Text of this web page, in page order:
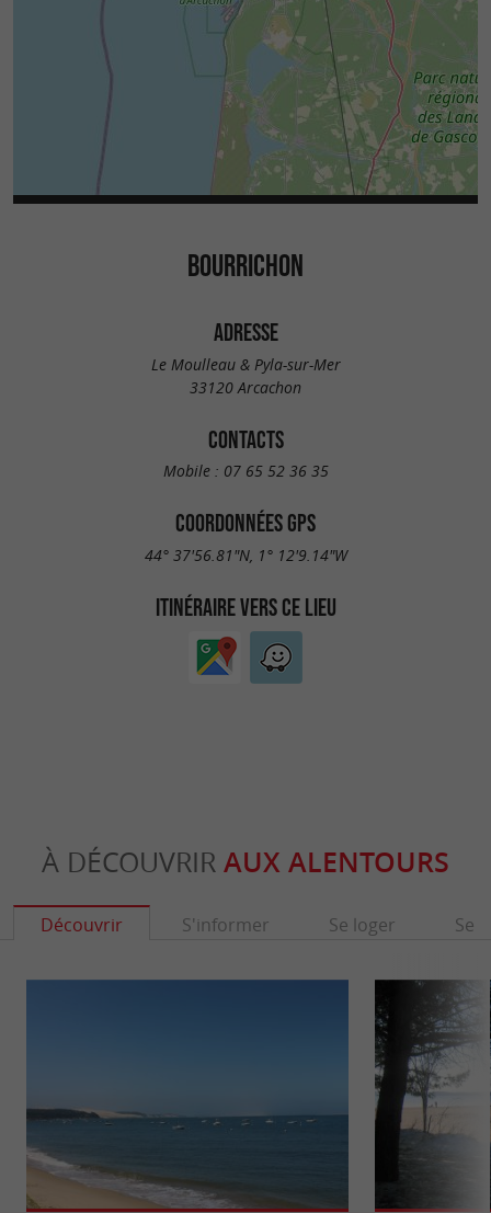
BOURRICHON
ADRESSE
Le Moulleau & Pyla-sur-Mer
33120 Arcachon
CONTACTS
Mobile : 07 65 52 36 35
COORDONNÉES GPS
44° 37'56.81"N, 1° 12'9.14"W
ITINÉRAIRE VERS CE LIEU
À DÉCOUVRIR AUX ALENTOURS
Découvrir S'informer Se loger Se